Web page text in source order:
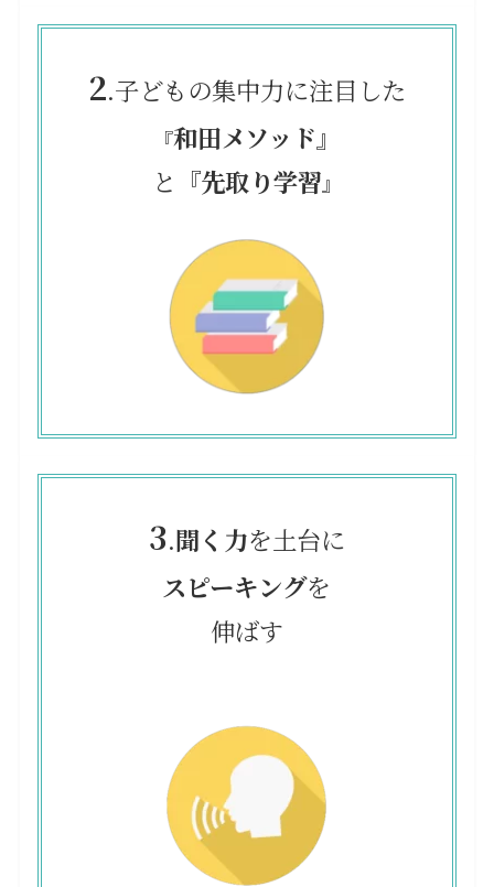
2.子どもの集中力に注目した
『和田メソッド』
と 『先取り学習』
3.聞く力を土台に
スピーキングを
伸ばす